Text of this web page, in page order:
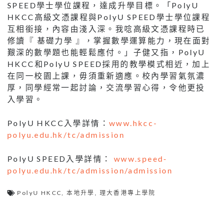
SPEED學士學位課程，達成升學目標。「PolyU
HKCC高級文憑課程與PolyU SPEED學士學位課程
互相銜接，內容由淺入深。我唸高級文憑課程時已
修讀『 基礎力學 』，掌握數學運算能力，現在面對
艱深的數學題也能輕鬆應付。」子健又指，PolyU
HKCC和PolyU SPEED採用的教學模式相近，加上
在同一校園上課，毋須重新適應。校內學習氣氛濃
厚，同學經常一起討論，交流學習心得，令他更投
入學習。
PolyU HKCC入學詳情： www.hkcc-
polyu.edu.hk/tc/admission
PolyU SPEED入學詳情： www.speed-
polyu.edu.hk/tc/admission/admission
PolyU HKCC,本地升學 , 理大香港專上學院